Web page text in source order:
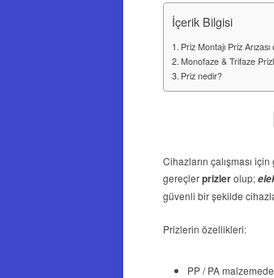
İçerik Bilgisi
Priz Montajı Priz Arızası
Monofaze & Trifaze
Priz nedir?
Cihazların çalışması
gereçlerprizlerolup;
güvenli bir şekilde
Prizlerin özellikleri:
PP / PA